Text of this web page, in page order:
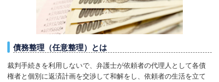
債務整理（任意整理）とは
裁判手続きを利用しないで、弁護士が依頼者の代理人として各債
権者と個別に返済計画を交渉して和解をし、依頼者の生活を立て